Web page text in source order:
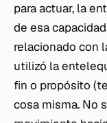
para actuar, la
de esa
relacionado con
utilizó la
fin o propósito
cosa misma. No